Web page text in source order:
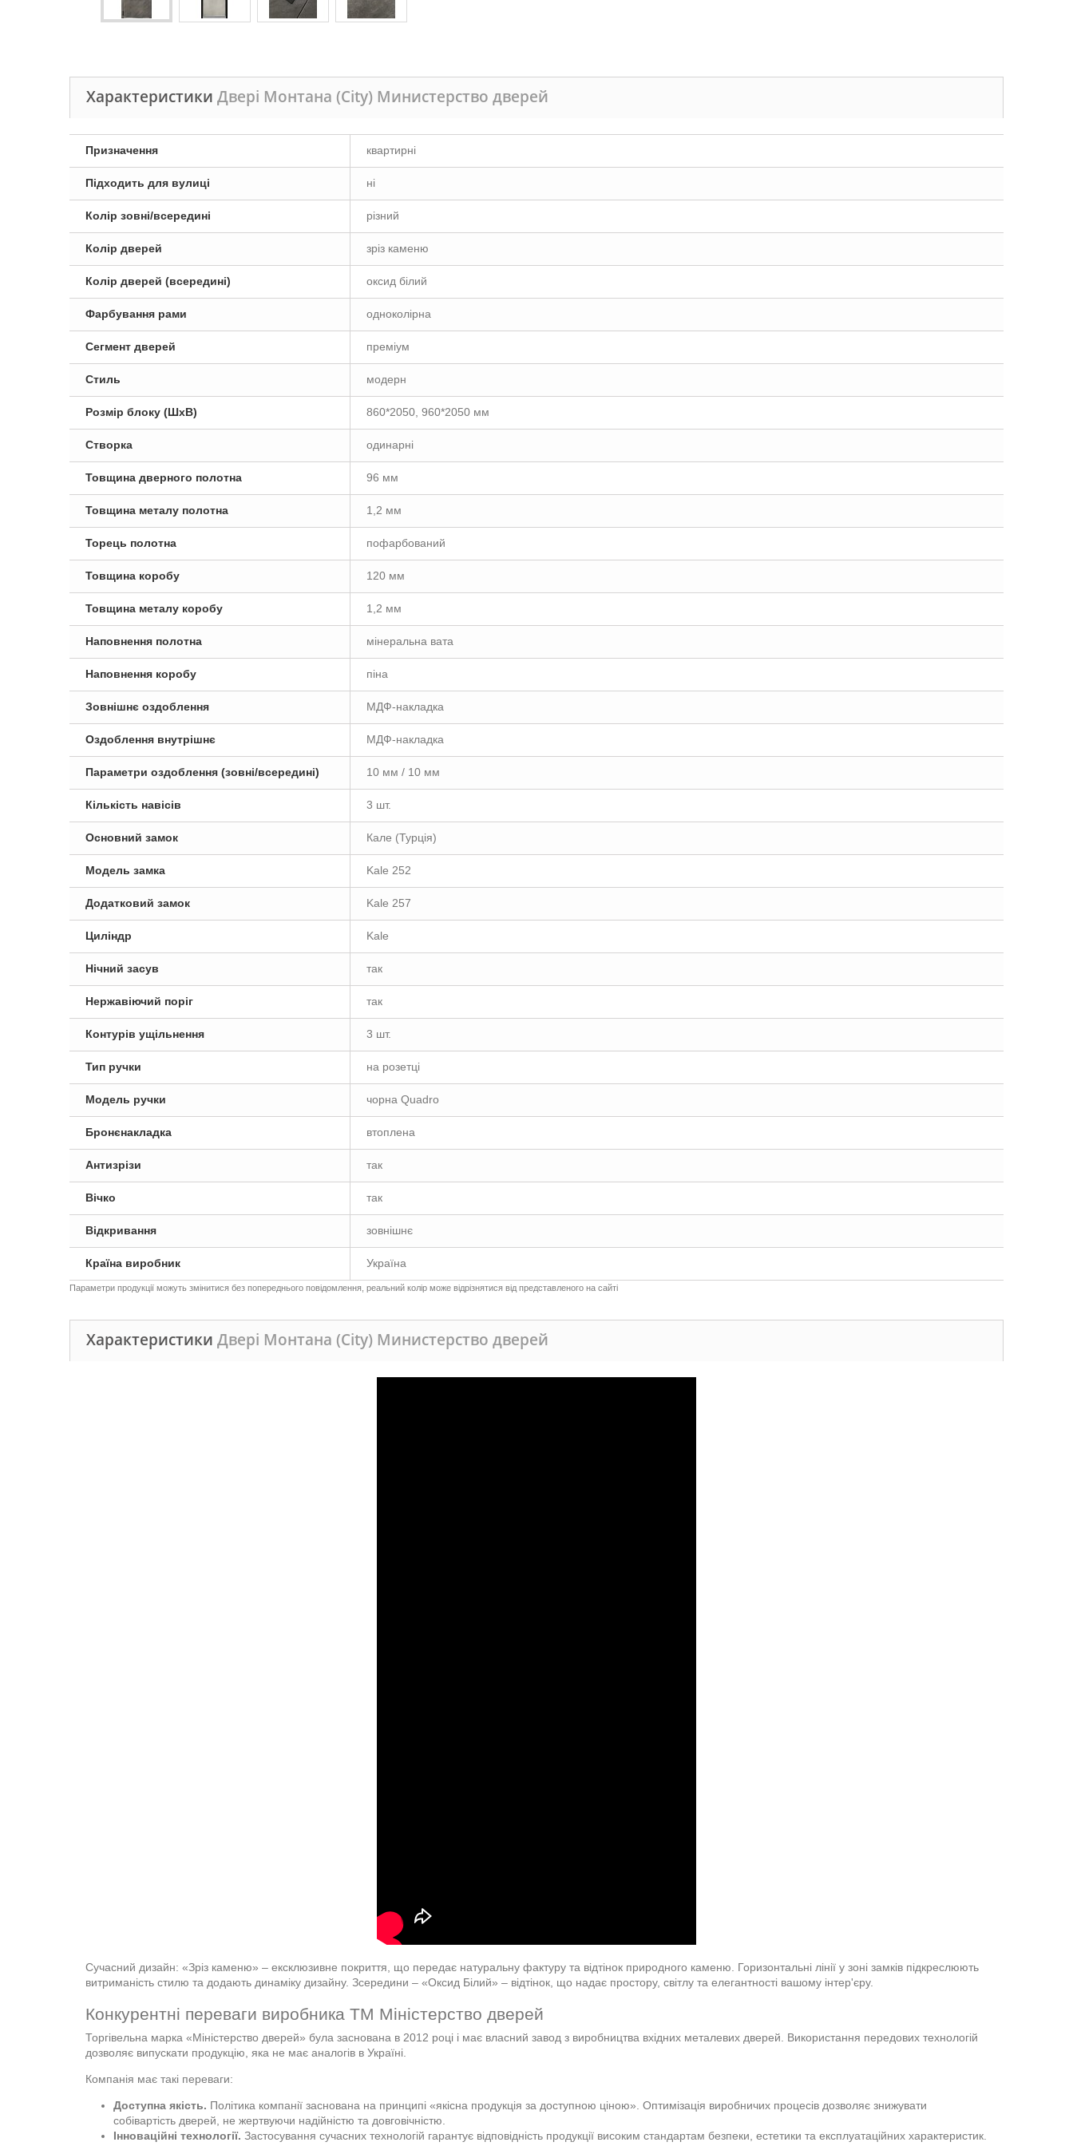
Характеристики Двері Монтана (City) Министерство дверей
Призначення квартирні
Підходить для вулиці ні
Колір зовні/всередині різний
Колір дверей зріз каменю
Колір дверей (всередині) оксид білий
Фарбування рами одноколірна
Сегмент дверей преміум
Стиль модерн
Розмір блоку (ШxВ) 860*2050, 960*2050 мм
Створка одинарні
Товщина дверного полотна 96 мм
Товщина металу полотна 1,2 мм
Торець полотна пофарбований
Товщина коробу 120 мм
Товщина металу коробу 1,2 мм
Наповнення полотна мінеральна вата
Наповнення коробу піна
Зовнішнє оздоблення МДФ-накладка
Оздоблення внутрішнє МДФ-накладка
Параметри оздоблення (зовні/всередині) 10 мм / 10 мм
Кількість навісів 3 шт.
Основний замок Кале (Турція)
Модель замка Kale 252
Додатковий замок Kale 257
Циліндр Kale
Нічний засув так
Нержавіючий поріг так
Контурів ущільнення 3 шт.
Тип ручки на розетці
Модель ручки чорна Quadro
Бронєнакладка втоплена
Антизрізи так
Вічко так
Відкривання зовнішнє
Країна виробник Україна
Параметри продукції можуть змінитися без попереднього повідомлення, реальний колір може відрізнятися від представленого на сайті
Характеристики Двері Монтана (City) Министерство дверей
Сучасний дизайн: «Зріз каменю» – ексклюзивне покриття, що передає натуральну фактуру та відтінок природного каменю. Горизонтальні лінії у зоні замків підкреслюють
витриманість стилю та додають динаміку дизайну. Зсередини – «Оксид Білий» – відтінок, що надає простору, світлу та елегантності вашому інтер'єру.
Конкурентні переваги виробника ТМ Міністерство дверей
Торгівельна марка «Міністерство дверей» була заснована в 2012 році і має власний завод з виробництва вхідних металевих дверей. Використання передових технологій
дозволяє випускати продукцію, яка не має аналогів в Україні.
Компанія має такі переваги:
Доступна якість. Політика компанії заснована на принципі «якісна продукція за доступною ціною». Оптимізація виробничих процесів дозволяє знижувати
собівартість дверей, не жертвуючи надійністю та довговічністю.
Інноваційні технології. Застосування сучасних технологій гарантує відповідність продукції високим стандартам безпеки, естетики та експлуатаційних характеристик.